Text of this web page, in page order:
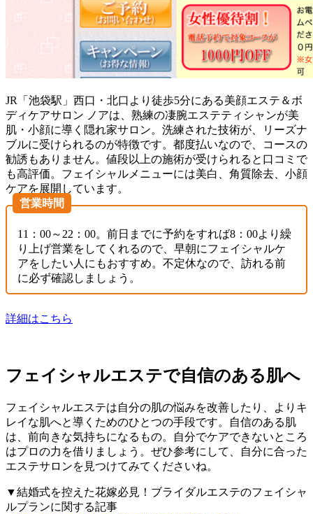
JR「池袋駅」西口・北口より徒歩5分にある美顔エステ＆ボ
ディケアサロン ノアは、熟練の凄腕エステティシャンが美
肌・小顔に導く隠れ家サロン。洗練された技術が、リーズナ
ブルに受けられるのが特徴です。都度払いなので、コースの
勧誘もありません。値段以上の施術が受けられると口コミで
も高評価。フェイシャルメニューには美白、角質除去、小顔
ケアを展開しています。
営業時間
11：00～22：00。前日までに予約をすれば8：00より繰
り上げ営業をしてくれるので、早朝にフェイシャルケ
アをしたい人にもおすすめ。不定休なので、訪れる前
に必ず確認しましょう。
詳細はこちら
フェイシャルエステで自信のある肌へ
フェイシャルエステは自分の肌の悩みを改善したり、よりキ
レイな肌へと導くためのひとつの手段です。自信のある肌
は、前向きな気持ちになるもの。自分でケアできないところ
はプロの力を借りましょう。ぜひ参考にして、自分に合った
エステサロンを見つけてみてくださいね。
▼結婚式を控えた花嫁必見！ブライダルエステのフェイシャ
ルプランに関する記事